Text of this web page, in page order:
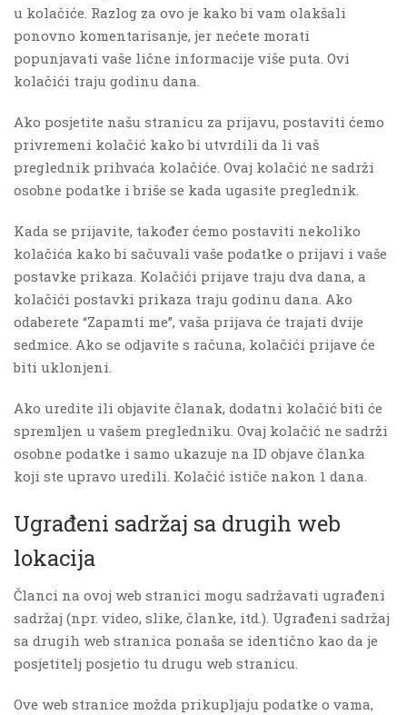
u kolačiće. Razlog za ovo je kako bi vam olakšali
ponovno komentarisanje, jer nećete morati
popunjavati vaše lične informacije više puta. Ovi
kolačići traju godinu dana.
Ako posjetite našu stranicu za prijavu, postaviti ćemo
privremeni kolačić kako bi utvrdili da li vaš
preglednik prihvaća kolačiće. Ovaj kolačić ne sadrži
osobne podatke i briše se kada ugasite preglednik.
Kada se prijavite, također ćemo postaviti nekoliko
kolačića kako bi sačuvali vaše podatke o prijavi i vaše
postavke prikaza. Kolačići prijave traju dva dana, a
kolačići postavki prikaza traju godinu dana. Ako
odaberete “Zapamti me”, vaša prijava će trajati dvije
sedmice. Ako se odjavite s računa, kolačići prijave će
biti uklonjeni.
Ako uredite ili objavite članak, dodatni kolačić biti će
spremljen u vašem pregledniku. Ovaj kolačić ne sadrži
osobne podatke i samo ukazuje na ID objave članka
koji ste upravo uredili. Kolačić ističe nakon 1 dana.
Ugrađeni sadržaj sa drugih web
lokacija
Članci na ovoj web stranici mogu sadržavati ugrađeni
sadržaj (npr. video, slike, članke, itd.). Ugrađeni sadržaj
sa drugih web stranica ponaša se identično kao da je
posjetitelj posjetio tu drugu web stranicu.
Ove web stranice možda prikupljaju podatke o vama,